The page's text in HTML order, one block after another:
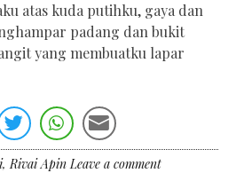
atas kuda putihku, gaya dan
padang dan bukit
yang membuatku lapar
,Rivai Apin Leave a comment